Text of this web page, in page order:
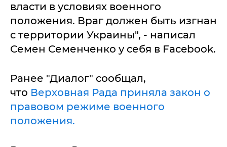
власти в условиях военного
положения. Враг должен быть изгнан
с территории Украины", - написал
Семен Семенченко у себя в Facebook.
Ранее "Диалог" сообщал,
что Верховная Рада приняла закон о
правовом режиме военного
положения.